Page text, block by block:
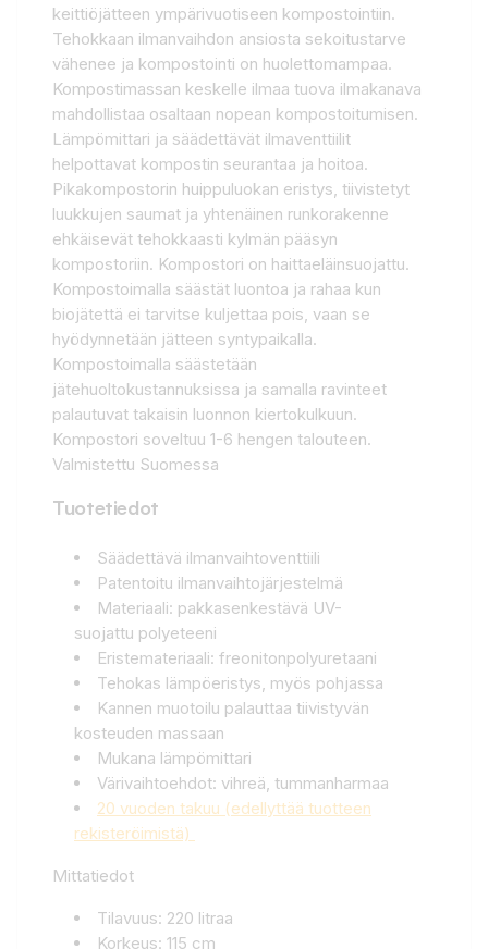
keittiöjätteen ympärivuotiseen kompostointiin.
Tehokkaan ilmanvaihdon ansiosta sekoitustarve
vähenee ja kompostointi on huolettomampaa.
Kompostimassan keskelle ilmaa tuova ilmakanava
mahdollistaa osaltaan nopean kompostoitumisen.
Lämpömittari ja säädettävät ilmaventtiilit
helpottavat kompostin seurantaa ja hoitoa.
Pikakompostorin huippuluokan eristys, tiivistetyt
luukkujen saumat ja yhtenäinen runkorakenne
ehkäisevät tehokkaasti kylmän pääsyn
kompostoriin. Kompostori on haittaeläinsuojattu.
Kompostoimalla säästät luontoa ja rahaa kun
biojätettä ei tarvitse kuljettaa pois, vaan se
hyödynnetään jätteen syntypaikalla.
Kompostoimalla säästetään
jätehuoltokustannuksissa ja samalla ravinteet
palautuvat takaisin luonnon kiertokulkuun.
Kompostori soveltuu 1-6 hengen talouteen.
Valmistettu Suomessa
Tuotetiedot
Säädettävä ilmanvaihtoventtiili
Patentoitu ilmanvaihtojärjestelmä
Materiaali: pakkasenkestävä UV-
suojattu polyeteeni
Eristemateriaali: freonitonpolyuretaani
Tehokas lämpöeristys, myös pohjassa
Kannen muotoilu palauttaa tiivistyvän
kosteuden massaan
Mukana lämpömittari
Värivaihtoehdot: vihreä, tummanharmaa
20 vuoden takuu (edellyttää tuotteen
rekisteröimistä)
Mittatiedot
Tilavuus: 220 litraa
Korkeus: 115 cm